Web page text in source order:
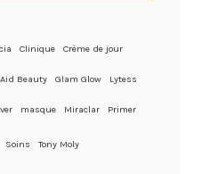
Clinique Crème de jour
Beauty Glam Glow Lytess
masque Miraclar Primer
Soins Tony Moly